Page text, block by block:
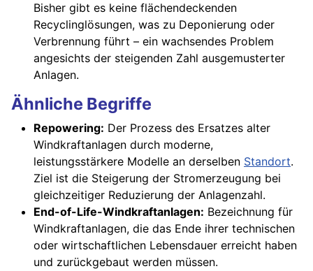
Bisher gibt es keine flächendeckenden
Recyclinglösungen, was zu Deponierung oder
Verbrennung führt – ein wachsendes Problem
angesichts der steigenden Zahl ausgemusterter
Anlagen.
Ähnliche Begriffe
Repowering: Der Prozess des Ersatzes alter
Windkraftanlagen durch moderne,
leistungsstärkere Modelle an derselben Standort.
Ziel ist die Steigerung der Stromerzeugung bei
gleichzeitiger Reduzierung der Anlagenzahl.
End-of-Life-Windkraftanlagen: Bezeichnung für
Windkraftanlagen, die das Ende ihrer technischen
oder wirtschaftlichen Lebensdauer erreicht haben
und zurückgebaut werden müssen.